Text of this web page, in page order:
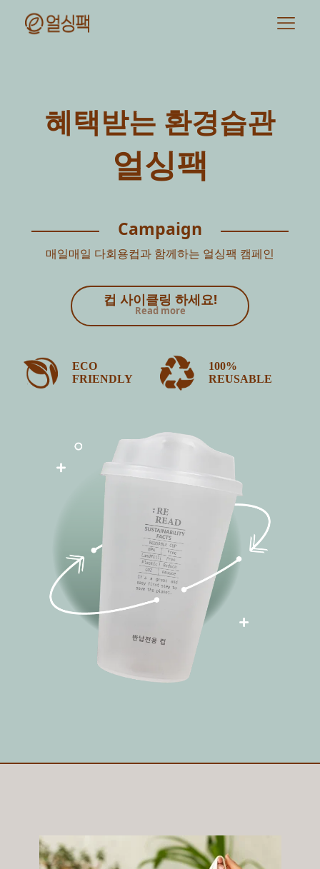
혜택받는 환경습관
얼싱팩
Campaign
매일매일 다회용컵과 함께하는 얼싱팩 캠페인
컵 사이클링 하세요!
Read more
ECO
FRIENDLY
100%
REUSABLE